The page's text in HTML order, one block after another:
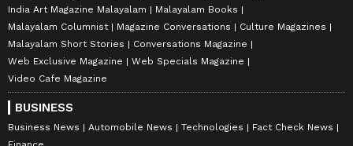
മധുരക്കിഴങ്ങ്...
RECOMMENDED STORIES
India Art Magazine Malayalam
Malayalam Books
Malayalam Columnist
Magazine Conversations
Culture Magazines
Malayalam Short Stories
Conversations Magazine
Web Exclusive Magazine
Web Specials Magazine
Video Cafe Magazine
BUSINESS
Business News Automobile News Technologies
Fact Check News